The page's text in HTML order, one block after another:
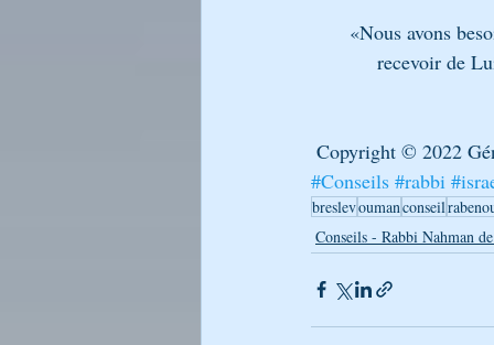
«Nous avons
Copyright © 2022
#Conseils #rabbi
breslevoumanconseil
Conseils - Rabbi Nahman